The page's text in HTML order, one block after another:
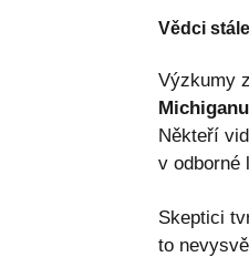
Vědci
Výzkumy
Někteří
v odborné
Skeptici
to